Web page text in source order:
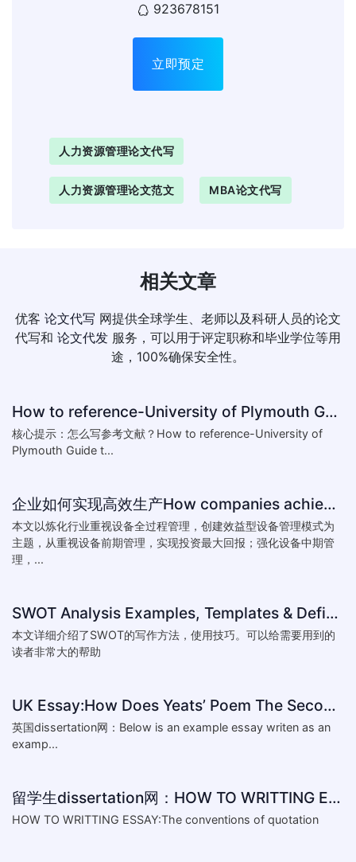
923678151
立即预定
人力资源管理论文代写
人力资源管理论文范文 MBA论文代写
相关文章
优客 论文代写 网提供全球学生、老师以及科研人员的论文
代写和 论文代发 服务，可以用于评定职称和毕业学位等用
途，100%确保安全性。
How to reference-University of Plymouth Guide to Referencing
核心提示：怎么写参考文献？How to reference-University of
Plymouth Guide t...
企业如何实现高效生产How companies achieve efficient production
本文以炼化行业重视设备全过程管理，创建效益型设备管理模式为
主题，从重视设备前期管理，实现投资最大回报；强化设备中期管
理，...
SWOT Analysis Examples, Templates & Definition
本文详细介绍了SWOT的写作方法，使用技巧。可以给需要用到的
读者非常大的帮助
UK Essay:How Does Yeats’ Poem The Second Coming Reflect the
英国dissertation网：Below is an example essay writen as an
examp...
留学生dissertation网：HOW TO WRITTING ESSAY:The conventions of
HOW TO WRITTING ESSAY:The conventions of quotation